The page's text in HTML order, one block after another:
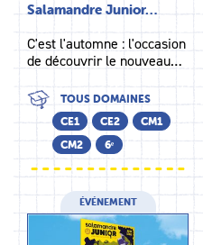
Salamandre Junior…
C'est l'automne : l'occasion
de découvrir le nouveau…
TOUS DOMAINES
CE1
CE2
CM1
CM2
6ᵉ
ÉVÉNEMENT